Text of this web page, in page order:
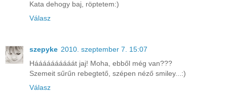
Kata dehogy baj, röptetem:)
Válasz
szepyke 2010. szeptember 7. 15:07
Háááááááááát jaj! Moha, ebből még van???
Szemeit sűrűn rebegtető, szépen néző smiley...:)
Válasz